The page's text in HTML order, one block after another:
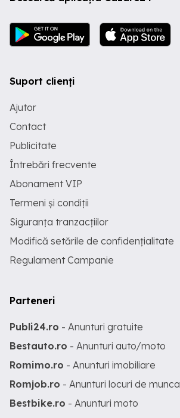
Suport clienți
Ajutor
Contact
Publicitate
Întrebări frecvente
Abonament VIP
Termeni și condiții
Siguranța tranzacțiilor
Modifică setările de confidențialitate
Regulament Campanie
Parteneri
Publi24.ro - Anunturi gratuite
Bestauto.ro - Anunturi auto/moto
Romimo.ro - Anunturi imobiliare
Romjob.ro - Anunturi locuri de munca
Bestbike.ro - Anunturi moto